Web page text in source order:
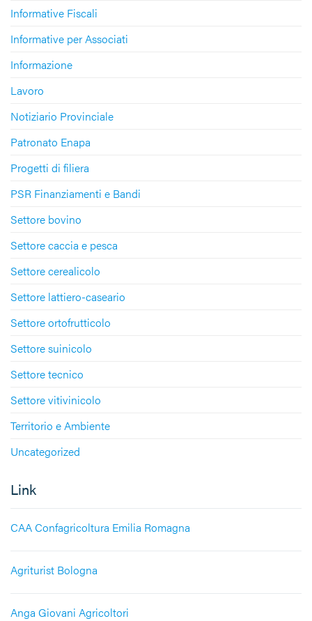
Informative Fiscali
Informative per Associati
Informazione
Lavoro
Notiziario Provinciale
Patronato Enapa
Progetti di filiera
PSR Finanziamenti e Bandi
Settore bovino
Settore caccia e pesca
Settore cerealicolo
Settore lattiero-caseario
Settore ortofrutticolo
Settore suinicolo
Settore tecnico
Settore vitivinicolo
Territorio e Ambiente
Uncategorized
Link
CAA Confagricoltura Emilia Romagna
Agriturist Bologna
Anga Giovani Agricoltori